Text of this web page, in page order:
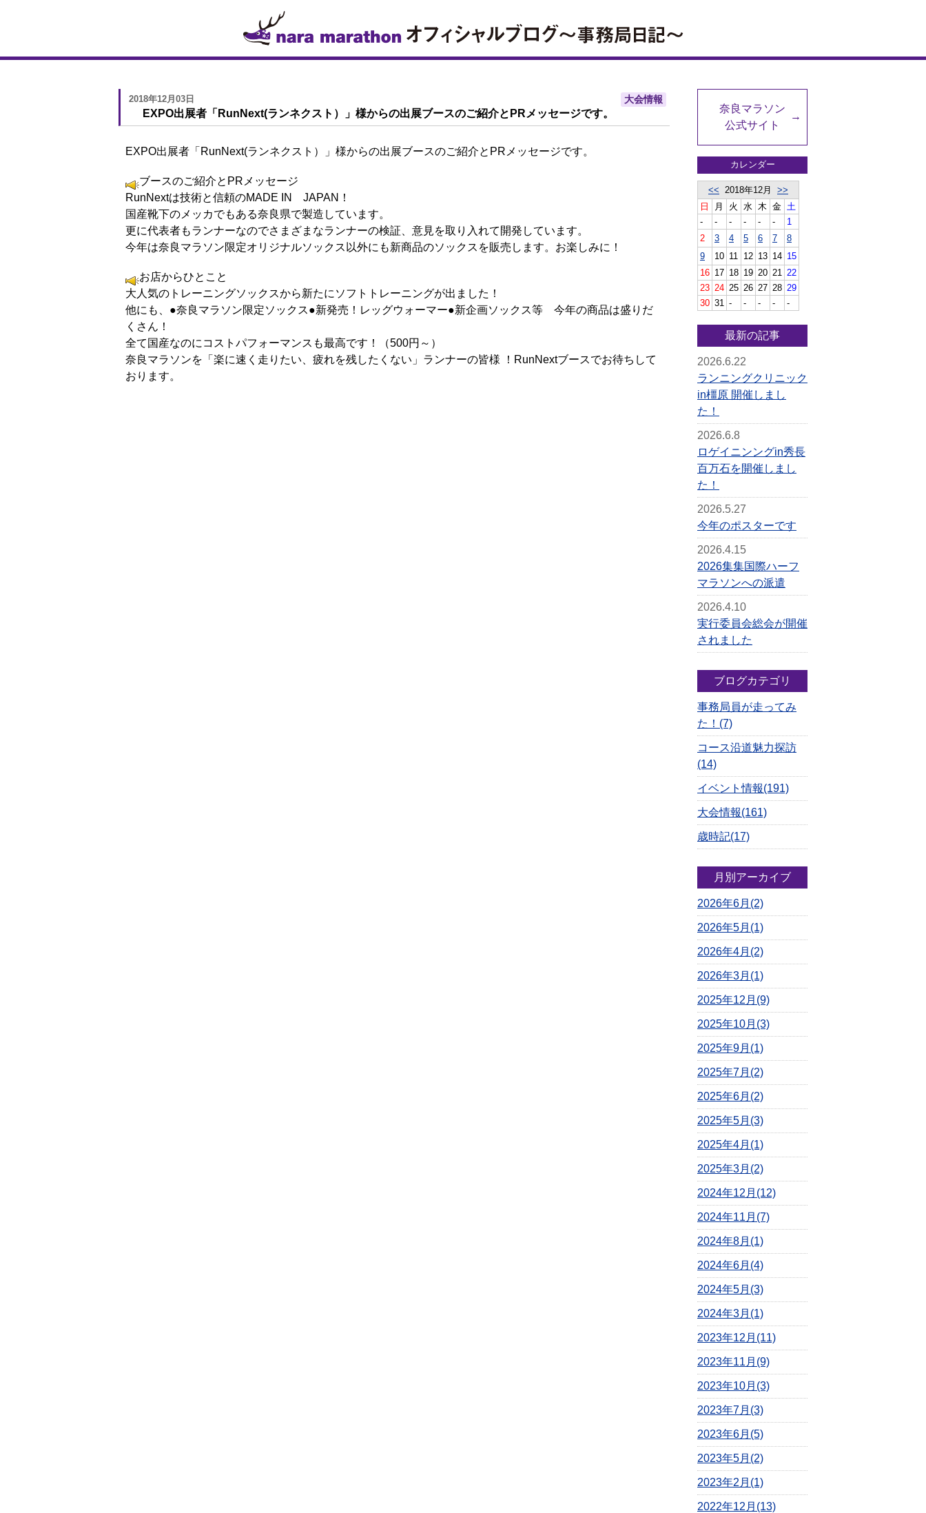
2018年12月03日 大会情報
EXPO出展者「RunNext(ランネクスト）」様からの出展ブースのご紹介とPRメッセージです。
EXPO出展者「RunNext(ランネクスト）」様からの出展ブースのご紹介とPRメッセージです。
ブースのご紹介とPRメッセージ
RunNextは技術と信頼のMADE IN JAPAN！
国産靴下のメッカでもある奈良県で製造しています。
更に代表者もランナーなのでさまざまなランナーの検証、意見を取り入れて開発しています。
今年は奈良マラソン限定オリジナルソックス以外にも新商品のソックスを販売します。お楽しみに！
お店からひとこと
大人気のトレーニングソックスから新たにソフトトレーニングが出ました！
他にも、●奈良マラソン限定ソックス●新発売！レッグウォーマー●新企画ソックス等 今年の商品は盛りだ
くさん！
全て国産なのにコストパフォーマンスも最高です！（500円～）
奈良マラソンを「楽に速く走りたい、疲れを残したくない」ランナーの皆様 ！RunNextブースでお待ちして
おります。
奈良マラソン
公式サイト
カレンダー
<< 2018年12月 >>
日
月 火 水 木 金 土
-
- - - - -
1
2
3 4 5 6 7
8
9
10 11 12 13 14 15
16 17 18 19 20 21
22
23 24 25 26 27 28 29
30 31 - - - - -
最新の記事
2026.6.22
ランニングクリニック
in橿原 開催しまし
た！
2026.6.8
ロゲイニンングin秀長
百万石を開催しまし
た！
2026.5.27
今年のポスターです
2026.4.15
2026集集国際ハーフ
マラソンへの派遣
2026.4.10
実行委員会総会が開催
されました
ブログカテゴリ
事務局員が走ってみ
た！(7)
コース沿道魅力探訪
(14)
イベント情報(191)
大会情報(161)
歳時記(17)
月別アーカイブ
2026年6月(2)
2026年5月(1)
2026年4月(2)
2026年3月(1)
2025年12月(9)
2025年10月(3)
2025年9月(1)
2025年7月(2)
2025年6月(2)
2025年5月(3)
2025年4月(1)
2025年3月(2)
2024年12月(12)
2024年11月(7)
2024年8月(1)
2024年6月(4)
2024年5月(3)
2024年3月(1)
2023年12月(11)
2023年11月(9)
2023年10月(3)
2023年7月(3)
2023年6月(5)
2023年5月(2)
2023年2月(1)
2022年12月(13)